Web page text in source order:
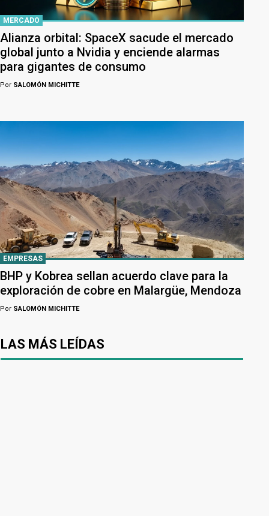
MERCADO
Alianza orbital: SpaceX sacude el mercado
global junto a Nvidia y enciende alarmas
para gigantes de consumo
Por SALOMÓN MICHITTE
EMPRESAS
BHP y Kobrea sellan acuerdo clave para la
exploración de cobre en Malargüe, Mendoza
Por SALOMÓN MICHITTE
LAS MÁS LEÍDAS